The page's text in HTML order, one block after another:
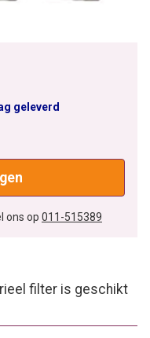
geleverd
ons op 011-515389
filter is geschikt